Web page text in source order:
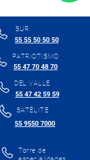
SUR
55 55 50 50 50
55 47 70 48 70
PATRIOTISMO
DEL VALLE
55 47 42 59 59
SATÉLITE
55 9550 7000
Torre de